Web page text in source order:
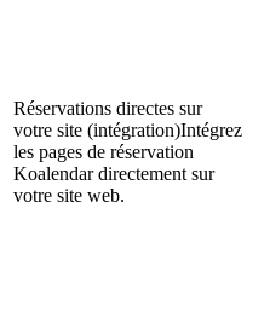
Réservations directes sur
votre site (intégration)Intégrez
les pages de réservation
Koalendar directement sur
votre site web.